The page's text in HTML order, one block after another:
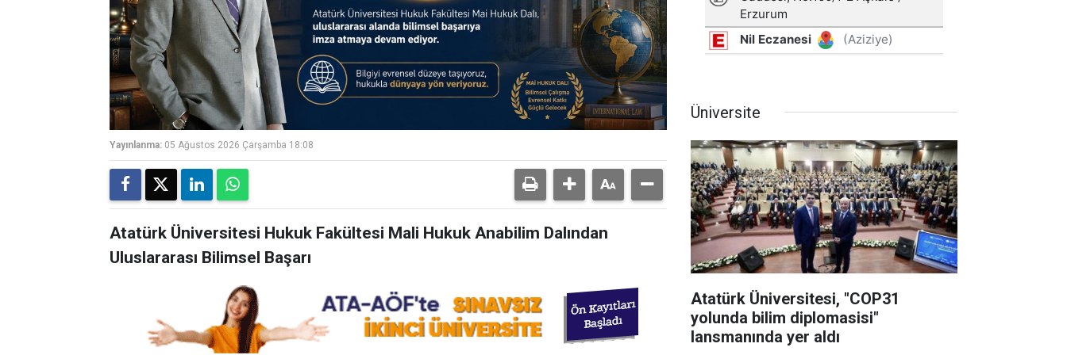
Yayınlanma: 05 Ağustos 2026 Çarşamba 18:08
Atatürk Üniversitesi Hukuk Fakültesi Mali Hukuk Anabilim Dalından
Uluslararası Bilimsel Başarı
Üniversite
Atatürk Üniversitesi, "COP31
yolunda bilim diplomasisi"
lansmanında yer aldı